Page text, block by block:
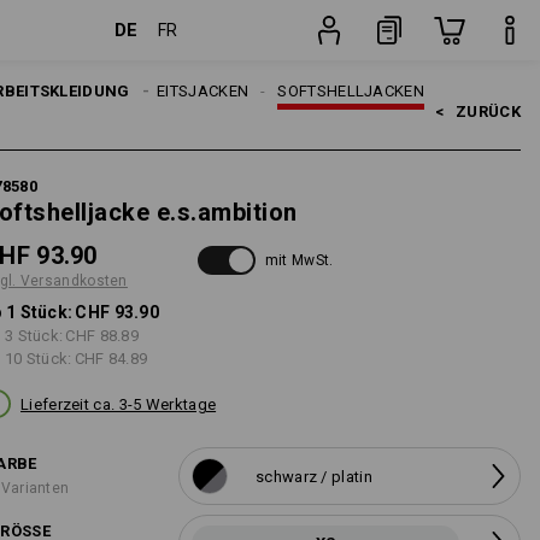
DE FR
SOFTSHELLJACKEN
ARBEITSJACKEN
HERREN
< ZURÜCK
e.s.ambition
93.90
Versandkosten
mit MwSt.
1 Stück: CHF 93.90
3 Stück: CHF 88.89
10 Stück: CHF 84.89
Lieferzeit ca. 3-5 Werktage
schwarz / platin